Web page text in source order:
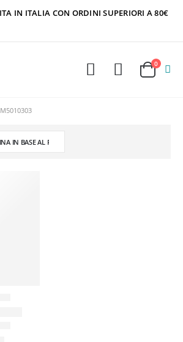
IN ITALIA CON ORDINI SUPERIORI A 80€
0